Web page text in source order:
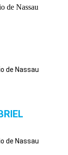
de Nassau
de Nassau
de Nassau